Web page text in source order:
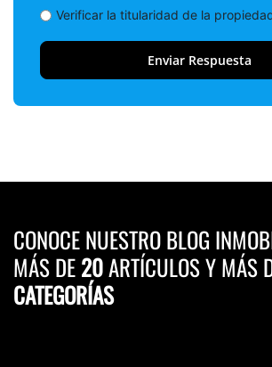
Verificar la titularidad de la
CONOCE NUESTRO BLOG
MÁS DE20ARTÍCULOS Y MÁS
CATEGORÍAS